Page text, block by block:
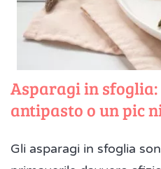
Asparagi in
antipasto o un pic
Gli asparagi in sfoglia